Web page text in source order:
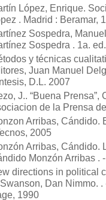
López, Enrique.
. Madrid : Beramar,
Sospedra,
Sospedra . 1a.
y técnicas
Juan Manuel
D.L. 2007
J.. “Buena
de la Prensa
Arribas, Cándido.
2005
Arribas, Cándido.
Monzón Arribas .
directions in political
Dan Nimmo.
1990